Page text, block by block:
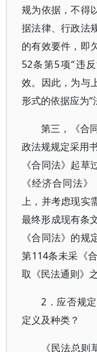
规为依据，不得
据法律、行政法
的有效要件，即
52条第5项“违
效。因此，为与
形式的依据应为“
第三，《合
政法规规定采用
《合同法》起
《经济合同法
上，并考虑现实
最终形成现有条
《合同法》的规
第114条未采《
取《民法通则》
2．应否规
定义及种类？
《民法总